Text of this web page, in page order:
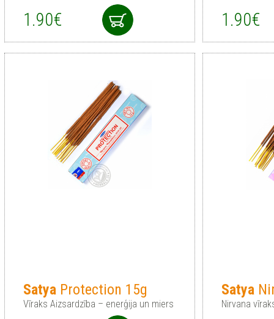
1.90€ 1.90€
SatyaProtection 15g
Vīraks Aizsardzība – enerģija un miers
Satya
Nirvana